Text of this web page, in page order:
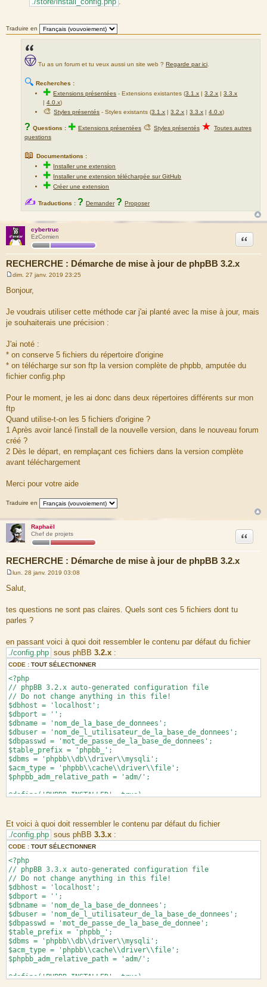
Traduire en
Tu as un forum et tu veux aussi un site web ? Regarde par ici
🔍 Recherches :
✚Extensions présentées -Extensions existantes (3.1.x |3.2.x |3.3.x
|4.0.x)
🎨Styles présentés - Styles existants (3.1.x |3.2.x |3.3.x |4.0.x)
? Questions : ✚ Extensions présentées 🎨 Styles présentés ★ Toutes autres
questions
📖 Documentations :
✚ Installer une extension
✚ Installer une extension téléchargée sur GitHub
✚Créer une extension
✍ Traductions : ? Demander ? Proposer
cybertruc
EzComien
RECHERCHE : Démarche de mise à jour de phpBB 3.2.x
Citation
e
s
a
g
e
dim. 27 janv. 2019 23:25
Bonjour,
Je voudrais utiliser cette méthode car j'ai planté avec la mise à jour, mais
je souhaiterais une précision :
J'ai noté :
* on conserve 5 fichiers du répertoire d'origine
* on télécharge sur son ftp la version complète de phpbb, amputée du
fichier config.php
Pour le moment, je les ai donc dans deux répertoires différents sur mon
ftp
Quand utilise-t-on les 5 fichiers d'origine ?
1 Après avoir lancé l'install de la nouvelle version, dans le nouveau forum
créé ?
2 Dès le départ, en remplaçant ces fichiers dans la version complète
avant téléchargement
Merci pour votre aide
Traduire en
Raphaël
Chef de projets
RECHERCHE : Démarche de mise à jour de phpBB 3.2.x
Citation
e
s
g
e
lun. 28 janv. 2019 03:08
Salut,
tes questions ne sont pas claires. Quels sont ces 5 fichiers dont tu
parles ?
en passant voici à quoi doit ressembler le contenu par défaut du fichier
./config.php sous phBB 3.2.x :
CODE : TOUT SÉLECTIONNER
<?php
// phpBB 3.2.x auto-generated configuration file
// Do not change anything in this file!
$dbhost = 'localhost';
$dbport = '';
$dbname = 'nom_de_la_base_de_donnees';
$dbuser = 'nom_de_l_utilisateur_de_la_base_de_donnees';
$dbpasswd = 'mot_de_passe_de_la_base_de_donnees';
$table_prefix = 'phpbb_';
$dbms = 'phpbb\\db\\driver\\mysqli';
$acm_type = 'phpbb\\cache\\driver\\file';
$phpbb_adm_relative_path = 'adm/';
@define('PHPBB_INSTALLED', true);
//@define('DEBUG_CONTAINER', true);
//@define('PHPBB_DISPLAY_LOAD_TIME', true);
Et voici à quoi doit ressembler le contenu par défaut du fichier
./config.php sous phBB 3.3.x :
CODE : TOUT SÉLECTIONNER
<?php
// phpBB 3.3.x auto-generated configuration file
// Do not change anything in this file!
$dbhost = 'localhost';
$dbport = '';
$dbname = 'nom_de_la_base_de_donnees';
$dbuser = 'nom_de_l_utilisateur_de_la_base_de_donnees';
$dbpasswd = 'mot_de_passe_de_la_base_de_donnee';
$table_prefix = 'phpbb_';
$dbms = 'phpbb\\db\\driver\\mysqli';
$acm_type = 'phpbb\\cache\\driver\\file';
$phpbb_adm_relative_path = 'adm/';
@define('PHPBB_INSTALLED', true);